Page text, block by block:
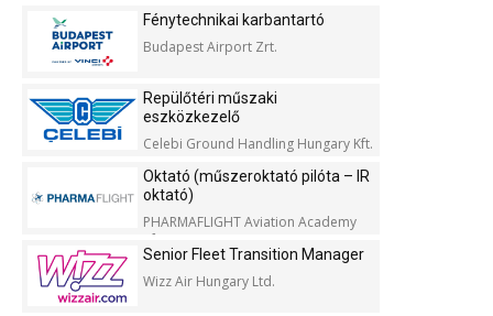
Fénytechnikai karbantartó
Budapest Airport Zrt.
Repülőtéri műszaki
eszközkezelő
Celebi Ground Handling Hungary Kft.
Oktató (műszeroktató pilóta – IR
oktató)
PHARMAFLIGHT Aviation Academy
Kft.
Senior Fleet Transition Manager
Wizz Air Hungary Ltd.